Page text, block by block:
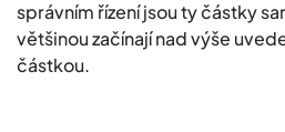
správním řízení jsou ty částky
většinou začínají nad výše
částkou.